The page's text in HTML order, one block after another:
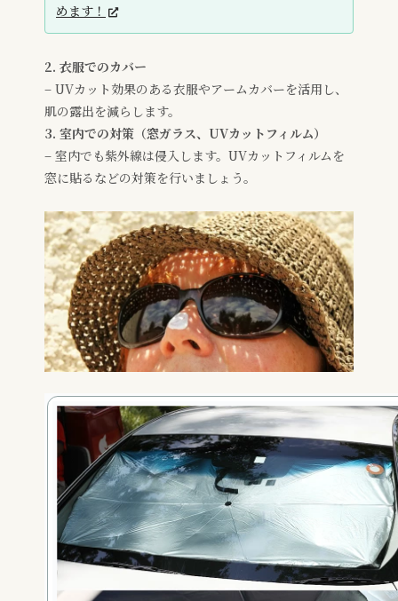
めます！
2. 衣服でのカバー
– UVカット効果のある衣服やアームカバーを活用し、
肌の露出を減らします。
3. 室内での対策（窓ガラス、UVカットフィルム）
– 室内でも紫外線は侵入します。UVカットフィルムを
窓に貼るなどの対策を行いましょう。